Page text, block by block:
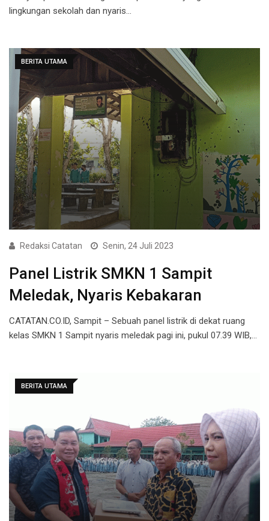
lingkungan sekolah dan nyaris…
BERITA UTAMA
Redaksi Catatan Senin, 24 Juli 2023
Panel Listrik SMKN 1 Sampit
Meledak, Nyaris Kebakaran
CATATAN.CO.ID, Sampit – Sebuah panel listrik di dekat ruang
kelas SMKN 1 Sampit nyaris meledak pagi ini, pukul 07.39 WIB,…
BERITA UTAMA